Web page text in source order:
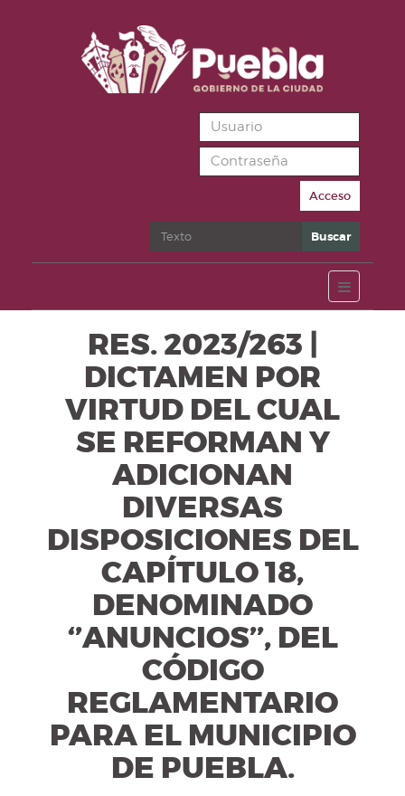
Acceso
Buscar Buscar
RES. 2023/263 |
DICTAMEN POR
VIRTUD DEL CUAL
SE REFORMAN Y
ADICIONAN
DIVERSAS
DISPOSICIONES DEL
CAPÍTULO 18,
DENOMINADO
‘’ANUNCIOS’’, DEL
CÓDIGO
REGLAMENTARIO
PARA EL MUNICIPIO
DE PUEBLA.